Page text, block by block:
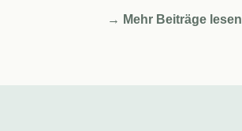
→ Mehr Beiträge lesen